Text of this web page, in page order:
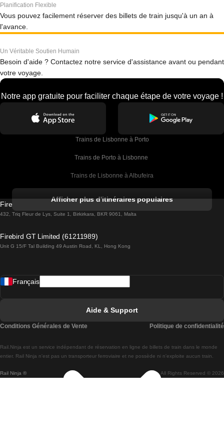
Planification Flexible
Vous pouvez facilement réserver des billets de train jusqu'à un an à
l'avance.
Un Véritable Soutien Humain
Besoin d'aide ? Contactez notre service d'assistance avant ou pendant
votre voyage.
Notre app gratuite pour faciliter chaque étape de votre voyage !
Trains de Lisbonne à Porto
Trains de Porto à Lisbonne
Trains de Lisbonne à Albufeira
Trains de Lisbonne à Lagos
Trains de Lisbonne à Madrid
Trains de Lisbonne à Braga
Trains de Braga à Lisbonne
Afficher plus d'itinéraires populaires
Firebird GT Limited (OC 1451)
432, Triq Fleur de Lys, Suite 1, Birkirkara, BKR 9061, Malta
Firebird GT Limited (61211989)
Unit G 15/F Tal Building 49 Austin Road, KL, Hong Kong
Rail Ninja ® All Rights Reserved © 2026
Rail.Ninja est un service indépendant de réservation en ligne de billets de train dans le monde
entier. Rail Ninja n'est pas un transporteur ferroviaire et ne possède ni n'exploite aucun train.
Français
Aide & Support
Conditions Générales de Vente Politique de confidentialité